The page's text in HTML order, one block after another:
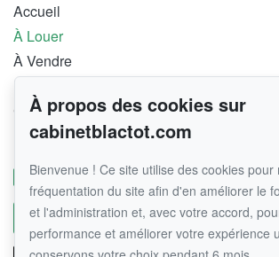
Accueil
À Louer
À Vendre
Équipe
Contact
01 64 29 75 10
Écrivez-moi un courriel
À propos des cookies sur
cabinetblactot.com
Bienvenue ! Ce site utilise des cookies pour
fréquentation du site afin d'en améliorer le
et l'administration et, avec votre accord,
performance et améliorer votre expérience